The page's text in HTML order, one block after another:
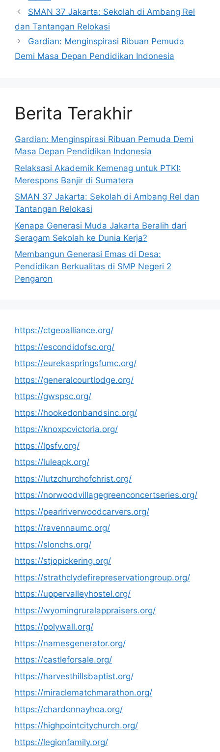
SMAN 37 Jakarta: Sekolah di Ambang Rel
dan Tantangan Relokasi
Gardian: Menginspirasi Ribuan Pemuda
Demi Masa Depan Pendidikan Indonesia
Berita Terakhir
Gardian: Menginspirasi Ribuan Pemuda Demi
Masa Depan Pendidikan Indonesia
Relaksasi Akademik Kemenag untuk PTKI:
Merespons Banjir di Sumatera
SMAN 37 Jakarta: Sekolah di Ambang Rel dan
Tantangan Relokasi
Kenapa Generasi Muda Jakarta Beralih dari
Seragam Sekolah ke Dunia Kerja?
Membangun Generasi Emas di Desa:
Pendidikan Berkualitas di SMP Negeri 2
Pengaron
https://ctgeoalliance.org/
https://escondidofsc.org/
https://eurekaspringsfumc.org/
https://generalcourtlodge.org/
https://gwspsc.org/
https://hookedonbandsinc.org/
https://knoxpcvictoria.org/
https://lpsfv.org/
https://luleapk.org/
https://lutzchurchofchrist.org/
https://norwoodvillagegreenconcertseries.org/
https://pearlriverwoodcarvers.org/
https://ravennaumc.org/
https://slonchs.org/
https://stjopickering.org/
https://strathclydefirepreservationgroup.org/
https://uppervalleyhostel.org/
https://wyomingruralappraisers.org/
https://polywall.org/
https://namesgenerator.org/
https://castleforsale.org/
https://harvesthillsbaptist.org/
https://miraclematchmarathon.org/
https://chardonnayhoa.org/
https://highpointcitychurch.org/
https://legionfamily.org/